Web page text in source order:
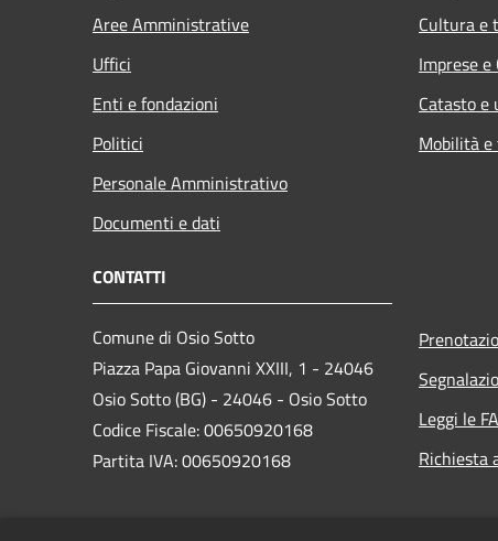
Aree Amministrative
Uffici
Enti e fondazioni
Politici
Personale Amministrativo
Documenti e dati
Cultura e
Imprese e
Catasto e
Mobilità
CONTATTI
Comune di Osio Sotto
Piazza Papa Giovanni XXIII, 1 - 24046
Osio Sotto (BG) - 24046 - Osio Sotto
Codice Fiscale: 00650920168
Partita IVA: 00650920168
Leggi le
Richiesta